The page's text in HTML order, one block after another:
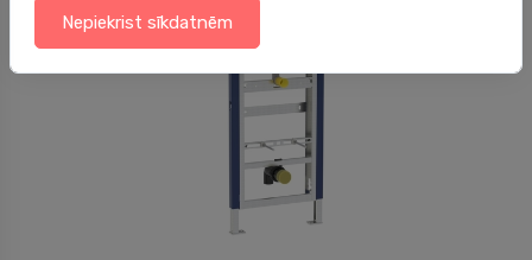
Nepiekrist sīkdatnēm